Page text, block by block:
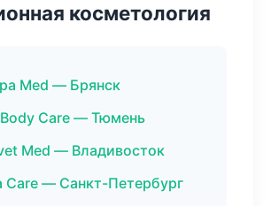
косметология
Med — Брянск
Care — Тюмень
Med — Владивосток
— Санкт-Петербург